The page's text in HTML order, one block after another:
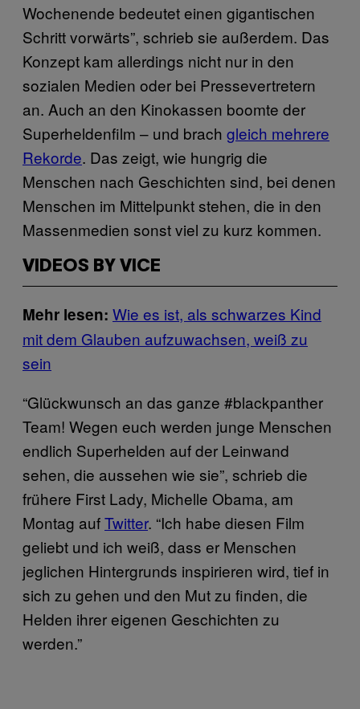
Wochenende bedeutet einen gigantischen
Schritt vorwärts”, schrieb sie außerdem. Das
Konzept kam allerdings nicht nur in den
sozialen Medien oder bei Pressevertretern
an. Auch an den Kinokassen boomte der
Superheldenfilm – und brach gleich mehrere
Rekorde. Das zeigt, wie hungrig die
Menschen nach Geschichten sind, bei denen
Menschen im Mittelpunkt stehen, die in den
Massenmedien sonst viel zu kurz kommen.
VIDEOS BY VICE
Mehr lesen: Wie es ist, als schwarzes Kind
mit dem Glauben aufzuwachsen, weiß zu
sein
“Glückwunsch an das ganze #blackpanther
Team! Wegen euch werden junge Menschen
endlich Superhelden auf der Leinwand
sehen, die aussehen wie sie”, schrieb die
frühere First Lady, Michelle Obama, am
Montag aufTwitter. “Ich habe diesen Film
geliebt und ich weiß, dass er Menschen
jeglichen Hintergrunds inspirieren wird, tief in
sich zu gehen und den Mut zu finden, die
Helden ihrer eigenen Geschichten zu
werden.”